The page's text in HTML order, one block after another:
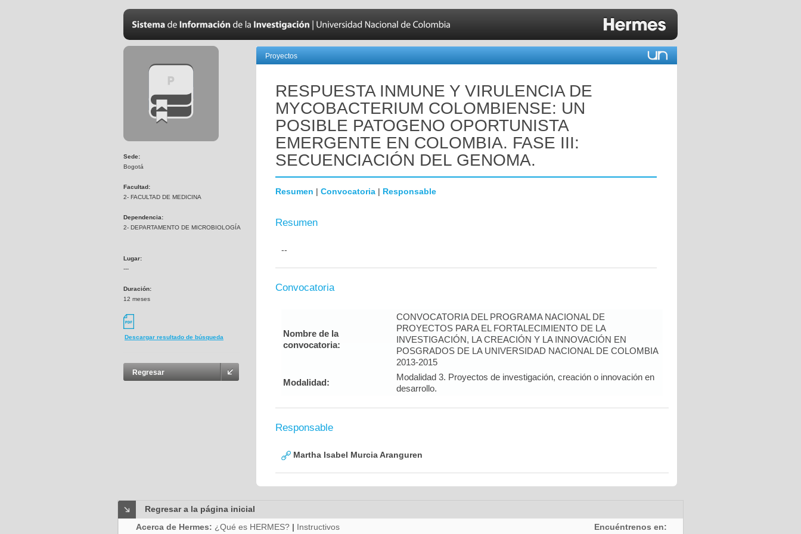
Sede:
Bogotá
Facultad:
2- FACULTAD DE MEDICINA
Dependencia:
2- DEPARTAMENTO DE MICROBIOLOGÍA
Lugar:
---
Duración:
12 meses
Descargar resultado de búsqueda
Regresar
Proyectos
RESPUESTA INMUNE Y VIRULENCIA DE
MYCOBACTERIUM COLOMBIENSE: UN
POSIBLE PATOGENO OPORTUNISTA
EMERGENTE EN COLOMBIA. FASE III:
SECUENCIACIÓN DEL GENOMA.
Resumen | Convocatoria | Responsable
Resumen
--
Convocatoria
Nombre de la
convocatoria:
CONVOCATORIA DEL PROGRAMA NACIONAL DE
PROYECTOS PARA EL FORTALECIMIENTO DE LA
INVESTIGACIÓN, LA CREACIÓN Y LA INNOVACIÓN EN
POSGRADOS DE LA UNIVERSIDAD NACIONAL DE COLOMBIA
2013-2015
Modalidad:
Modalidad 3. Proyectos de investigación, creación o innovación en
desarrollo.
Responsable
Martha Isabel Murcia Aranguren
Regresar a la página inicial
Acerca de Hermes: ¿Qué es HERMES? | Instructivos Encuéntrenos en: